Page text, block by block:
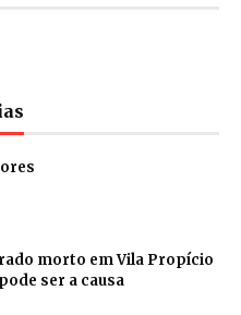
morto em Vila Propício
ser a causa